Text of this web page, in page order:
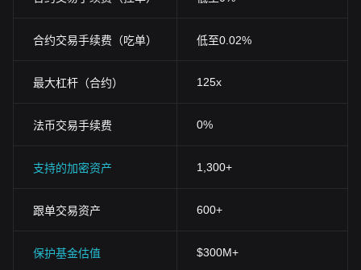
合约交易手续费（吃单） 低至0.02%
最大杠杆（合约） 125x
法币交易手续费 0%
支持的加密资产 1,300+
跟单交易资产 600+
保护基金估值 $300M+